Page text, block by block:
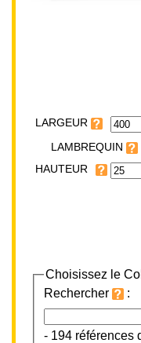
LARGEUR
LAMBREQUIN
HAUTEUR
Choisissez le
Rechercher
:
- 194 références